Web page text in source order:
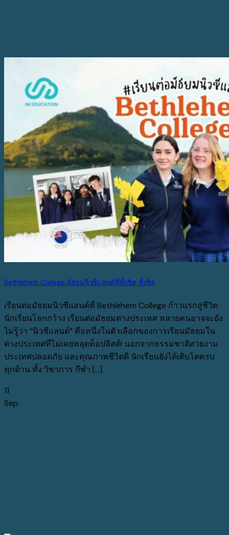
Bethlehem College มัธยมนิวซีแลนด์ที่ทั้งชิค ทั้งชิล
เรียนต่อมัธยมนิวซีแลนด์ที่ Bethlehem College ก้าวแรกสู่ชีวิต
นักเรียนโลกกว้าง เรียนต่อมัธยมต่างประเทศ หลายคนอาจจะยัง
ไม่รู้ว่า “นิวซีแลนด์” คือหนึ่งในตัวเลือกของการเรียนมัธยมใน
ต่างประเทศที่ไม่เคยหลุดท็อปลิสต์! นอกจากธรรมชาติสวยงาม
ประเทศปลอดภัย และคุณภาพชีวิตดี นักเรียนยังได้เติบโตครบ
ทุกด้าน ทั้ง วิชาการ กีฬา [...]
11
Sep